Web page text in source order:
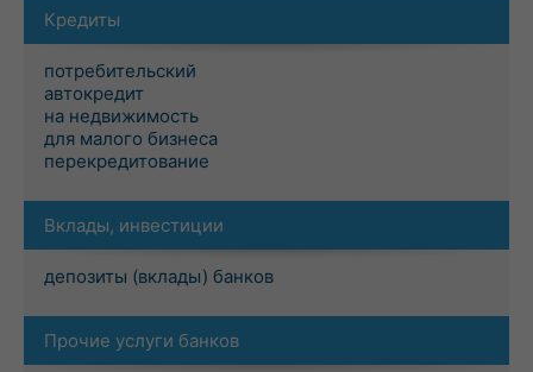
Кредиты
потребительский
автокредит
на недвижимость
для малого бизнеса
перекредитование
Вклады, инвестиции
депозиты (вклады) банков
Прочие услуги банков